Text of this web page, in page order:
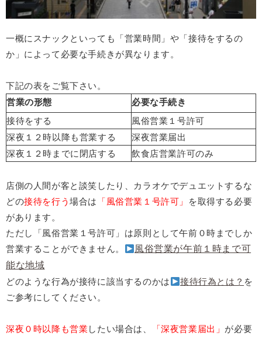
一概にスナックといっても「営業時間」や「接待をするの
か」によって必要な手続きが異なります。
下記の表をご覧下さい。
営業の形態
必要な手続き
接待をする
風俗営業１号許可
深夜１２時以降も営業する
深夜営業届出
深夜１２時までに閉店する
飲食店営業許可のみ
店側の人間が客と談笑したり、カラオケでデュエットするな
どの接待を行う場合は 「風俗営業１号許可」
を取得する必要
があります。
ただし「風俗営業１号許可」は原則として午前０時までしか
営業することができません。
風俗営業が午前１時まで可
能な地域
どのような行為が接待に該当するのかは
接待行為とは？ を
ご参考にしてください。
深夜０時以降も営業 したい場合は、 「深夜営業届出」 が必要